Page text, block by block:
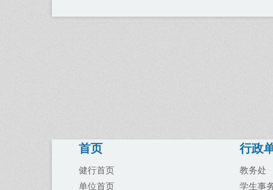
首页
健行首页
单位首页
行政
教务处
学生事